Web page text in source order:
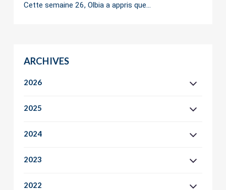
Cette semaine 26, Olbia a appris que…
ARCHIVES
2026
2025
2024
2023
2022